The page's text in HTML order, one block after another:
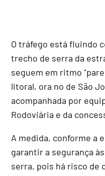
O tráfego está fluindo
trecho de serra da
seguem em ritmo
litoral, ora no de São
acompanhada por
Rodoviária e da
A medida, conforme a
garantir a segurança
serra, pois há risco de